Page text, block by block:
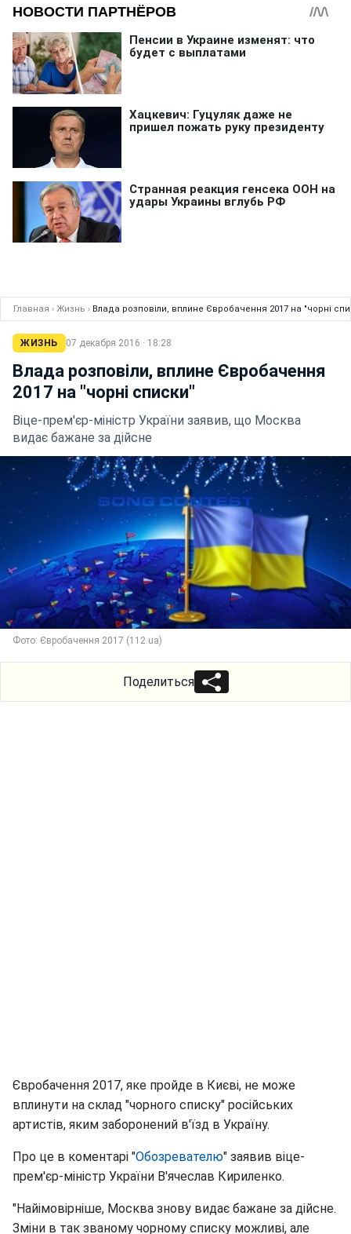
Главная › Жизнь › Влада розповіли, вплине Євробачення 2017 на "чорні
ЖИЗНЬ 07 декабря 2016 · 18:28
Влада розповіли, вплине Євробачення
2017 на "чорні списки"
Віце-прем'єр-міністр України заявив, що Москва
видає бажане за дійсне
Фото: Євробачення 2017 (112.ua)
Поделиться
Євробачення 2017, яке пройде в Києві, не може
вплинути на склад "чорного списку" російських
артистів, яким заборонений в'їзд в Україну.
Про це в коментарі "Обозревателю" заявив віце-
прем'єр-міністр України В'ячеслав Кириленко.
"Найімовірніше, Москва знову видає бажане за дійсне.
Зміни в так званому чорному списку можливі, але